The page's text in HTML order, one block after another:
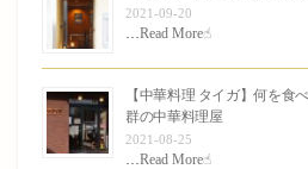
2021-09-20
…Read More☝︎
【中華料理 タイガ】何を食
群の中華料理屋
2021-08-25
…Read More☝︎